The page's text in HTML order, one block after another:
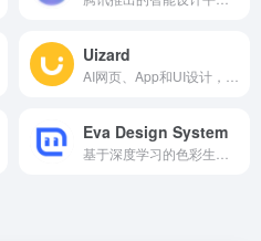
Uizard
Eva Design System